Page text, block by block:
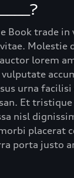
Book trade in
Molestie
lorem
urna
Et tristique
nisl
placerat
porta justo